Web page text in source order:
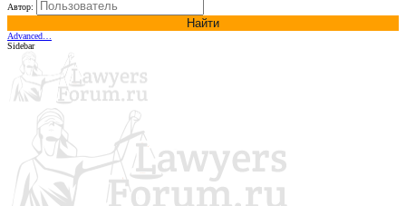
Автор:
Найти
Advanced…
Sidebar